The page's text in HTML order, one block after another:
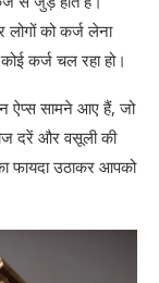
लाभ हैं, जो लोन
कुछ प्रमुख
लोगों को कर्ज लेना
कर्ज चल रहा हो।
ऐप्स सामने आए हैं, जो
दरें और वसूली की
फायदा उठाकर आपको